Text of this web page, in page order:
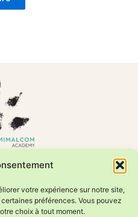
votre expérience sur notre site,
préférences. Vous pouvez
choix à tout moment.
et relation humain–animal